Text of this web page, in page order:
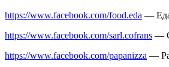
https://www.facebook.com/food.eda —
https://www.facebook.com/sarl.cofrans —
https://www.facebook.com/papanizza —